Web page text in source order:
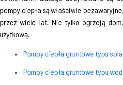
pompy ciepła są właściwie
przez wiele lat. Nie tylko ogrzeją
użytkową.
Pompy ciepła gruntowe typu
Pompy ciepła gruntowe typu